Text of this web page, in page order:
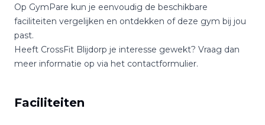
Op GymPare kun je eenvoudig de beschikbare
faciliteiten vergelijken en ontdekken of deze gym bij jou
past.
Heeft CrossFit Blijdorp je interesse gewekt? Vraag dan
meer informatie op via het contactformulier.
Faciliteiten